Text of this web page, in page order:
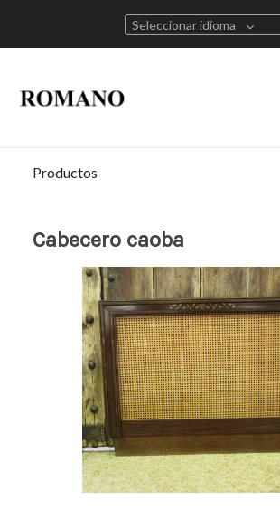
Seleccionar idioma
Productos
Cabecero caoba